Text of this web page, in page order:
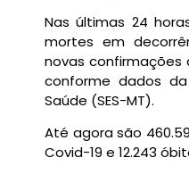
Nas últimas 24
mortes em
novas confirmações
conforme dados
Saúde (SES-MT).
Até agora são
Covid-19 e 12.243